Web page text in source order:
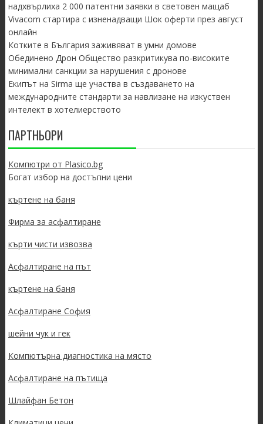
надхвърлиха 2 000 патентни заявки в световен мащаб
Vivacom стартира с изненадващи Шок оферти през август
онлайн
Котките в България заживяват в умни домове
Обединено Дрон Общество разкритикува по-високите
минимални санкции за нарушения с дронове
Екипът на Sirma ще участва в създаването на
международните стандарти за навлизане на изкуствен
интелект в хотелиерството
ПАРТНЬОРИ
Компютри от Plasico.bg
Богат избор на достъпни цени
къртене на баня
Фирма за асфалтиране
кърти чисти извозва
Асфалтиране на път
къртене на баня
Асфалтиране София
шейни чук и гек
Компютърна диагностика на място
Асфалтиране на пътища
Шлайфан Бетон